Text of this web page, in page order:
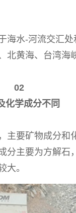
水-河流交汇
黄海、台湾海
02
化学成分不同
要矿物成分
主要为方解
大。